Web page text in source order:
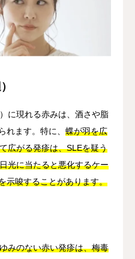
に現れる赤みは、酒さや脂
れます。特に、 蝶が羽を広
広がる発疹は、SLEを疑う
日光に当たると悪化するケー
示唆することがあります。
みのない赤い発疹は、梅毒